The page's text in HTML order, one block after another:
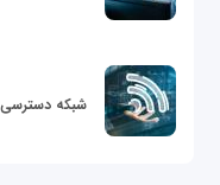
شبکه